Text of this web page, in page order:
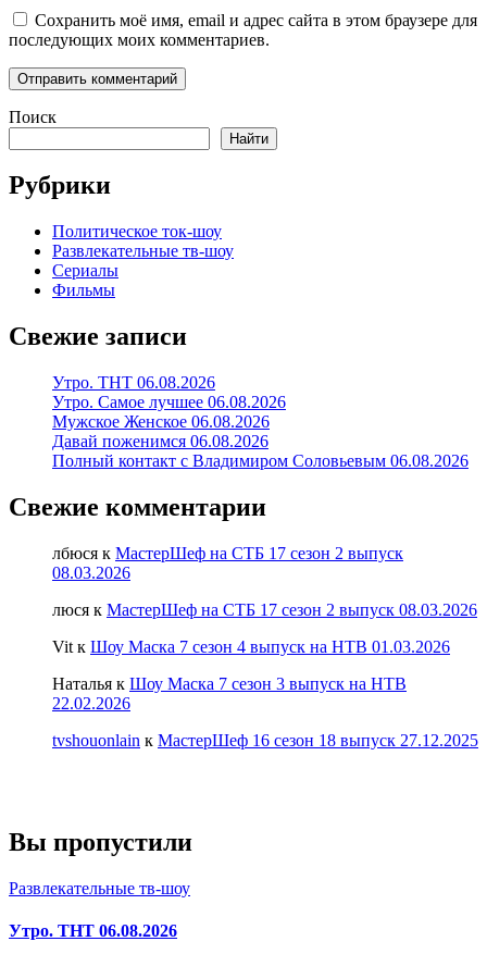
Сохранить моё имя, email и адрес сайта в этом браузере для
последующих моих комментариев.
Поиск
Найти
Рубрики
Политическое ток-шоу
Развлекательные тв-шоу
Сериалы
Фильмы
Свежие записи
Утро. ТНТ 06.08.2026
Утро. Самое лучшее 06.08.2026
Мужское Женское 06.08.2026
Давай поженимся 06.08.2026
Полный контакт с Владимиром Соловьевым 06.08.2026
Свежие комментарии
лбюся к МастерШеф на СТБ 17 сезон 2 выпуск
08.03.2026
люся к МастерШеф на СТБ 17 сезон 2 выпуск 08.03.2026
Vit к Шоу Маска 7 сезон 4 выпуск на НТВ 01.03.2026
Наталья к Шоу Маска 7 сезон 3 выпуск на НТВ
22.02.2026
tvshouonlain к МастерШеф 16 сезон 18 выпуск 27.12.2025
Вы пропустили
Развлекательные тв-шоу
Утро. ТНТ 06.08.2026